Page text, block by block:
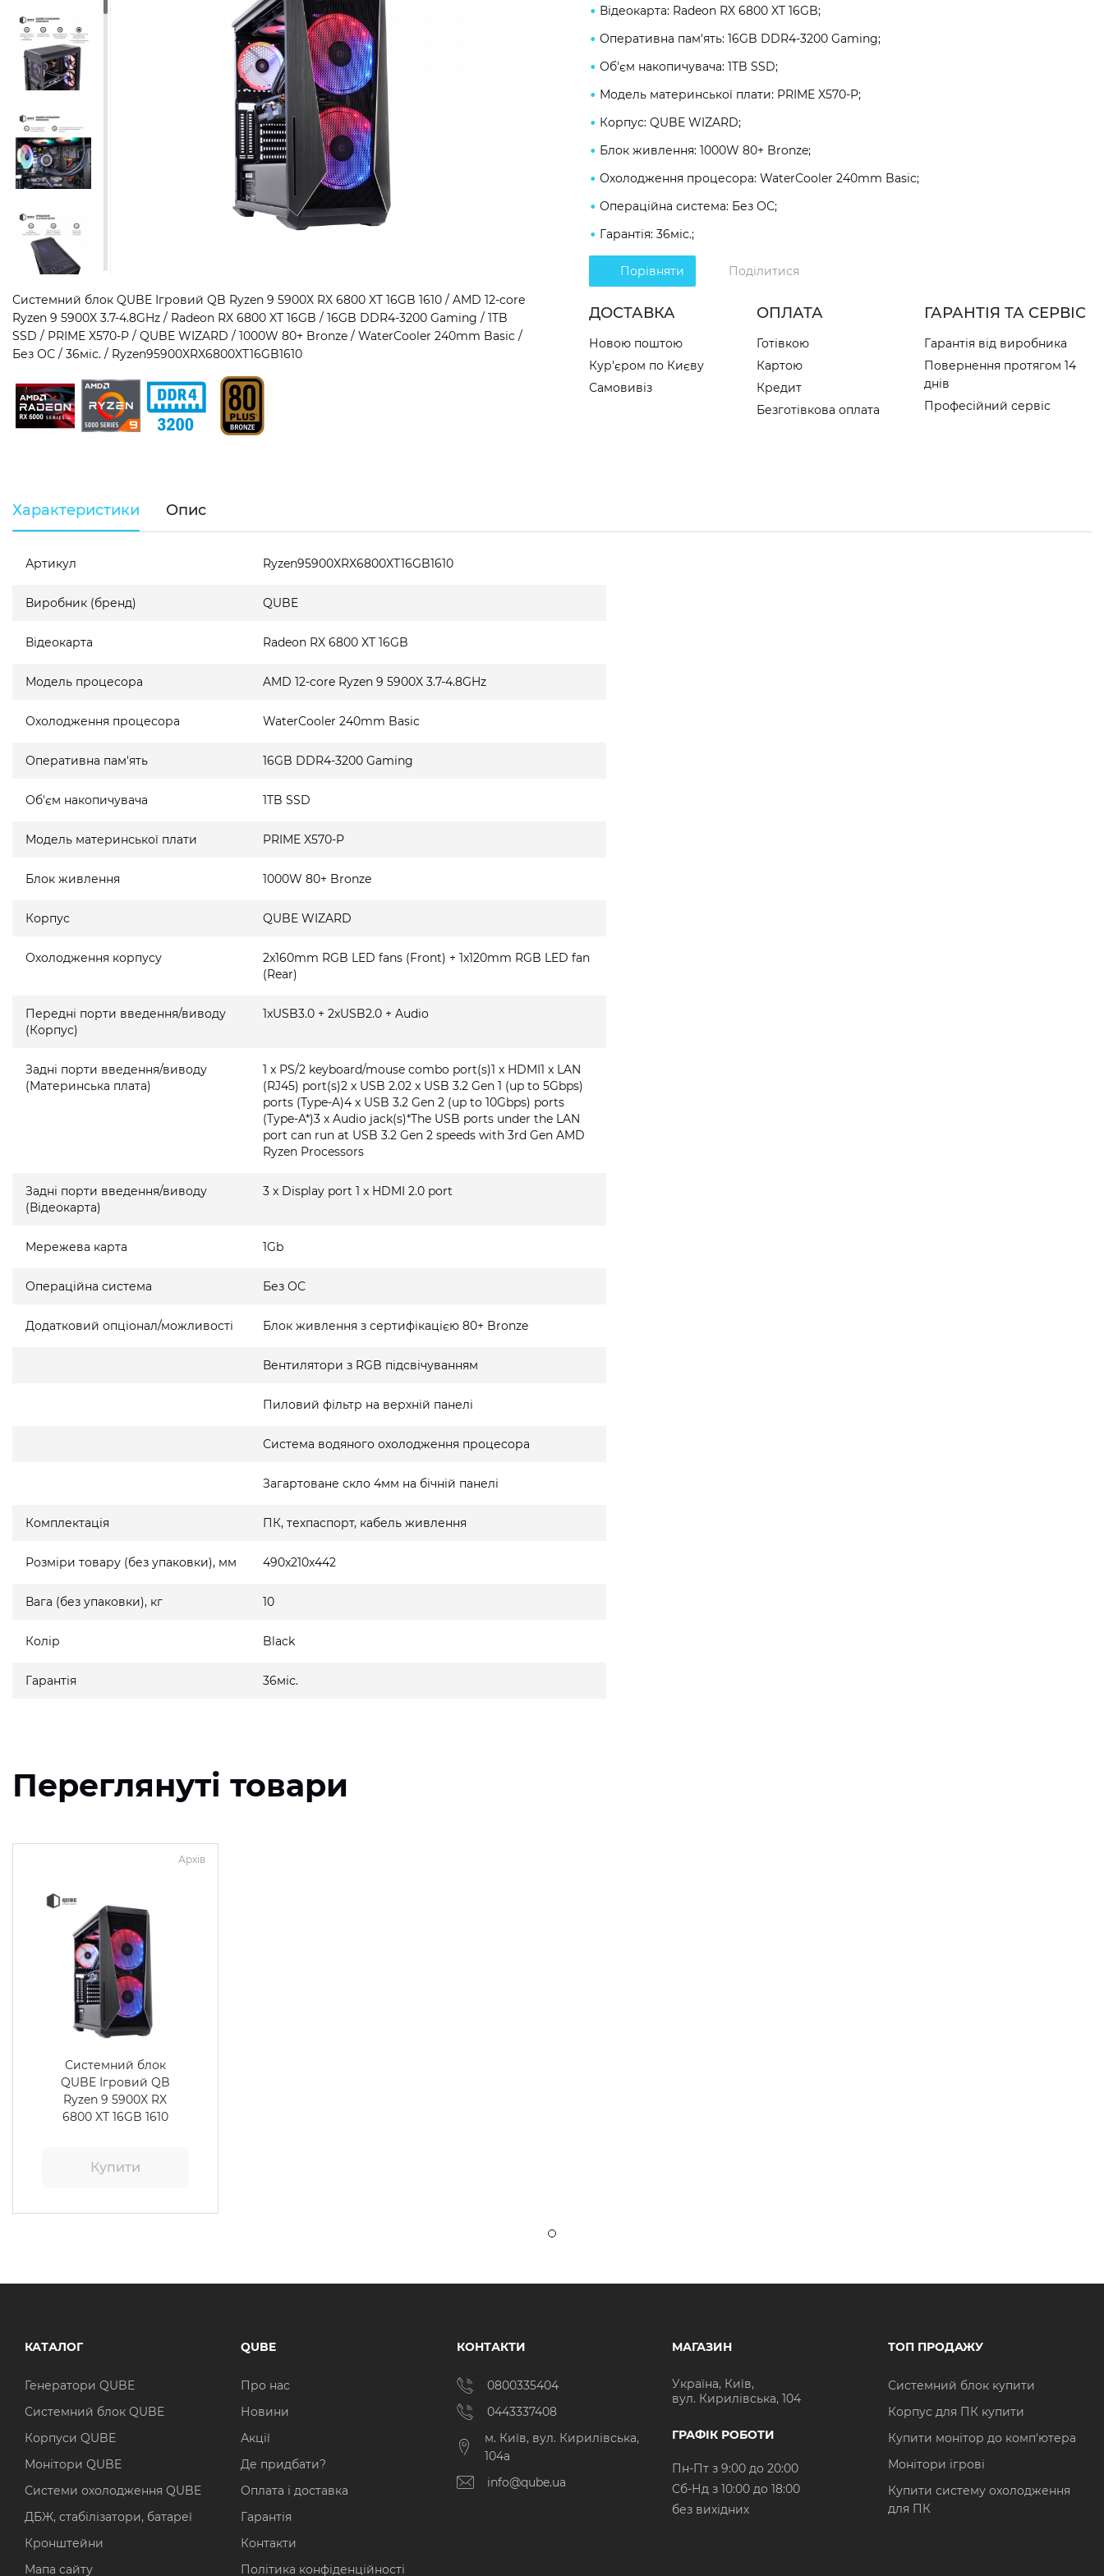
Системний блок QUBE Ігровий QB Ryzen 9 5900X RX 6800 XT 16GB 1610 / AMD 12-core
Ryzen 9 5900X 3.7-4.8GHz / Radeon RX 6800 XT 16GB / 16GB DDR4-3200 Gaming / 1TB
SSD / PRIME X570-P / QUBE WIZARD / 1000W 80+ Bronze / WaterCooler 240mm Basic /
Без ОС / 36міс. / Ryzen95900XRX6800XT16GB1610
Відеокарта: Radeon RX 6800 XT 16GB;
Оперативна пам'ять: 16GB DDR4-3200 Gaming;
Об'єм накопичувача: 1TB SSD;
Модель материнської плати: PRIME X570-P;
Корпус: QUBE WIZARD;
Блок живлення: 1000W 80+ Bronze;
Охолодження процесора: WaterCooler 240mm Basic;
Операційна система: Без ОС;
Гарантія: 36міс.;
Порівняти Поділитися
ДОСТАВКА
Новою поштою
Кур'єром по Києву
Самовивіз
ОПЛАТА
Готівкою
Картою
Кредит
Безготівкова оплата
ГАРАНТІЯ ТА СЕРВІС
Гарантія від виробника
Повернення протягом 14
днів
Професійний сервіс
Характеристики Опис
Артикул Ryzen95900XRX6800XT16GB1610
Виробник (бренд) QUBE
Відеокарта Radeon RX 6800 XT 16GB
Модель процесора AMD 12-core Ryzen 9 5900X 3.7-4.8GHz
Охолодження процесора WaterCooler 240mm Basic
Оперативна пам'ять 16GB DDR4-3200 Gaming
Об'єм накопичувача 1TB SSD
Модель материнської плати PRIME X570-P
Блок живлення 1000W 80+ Bronze
Корпус QUBE WIZARD
Охолодження корпусу
2x160mm RGB LED fans (Front) + 1x120mm RGB LED fan
(Rear)
Передні порти введення/виводу
(Корпус)
1xUSB3.0 + 2xUSB2.0 + Audio
Задні порти введення/виводу
(Материнська плата)
1 x PS/2 keyboard/mouse combo port(s)1 x HDMI1 x LAN
(RJ45) port(s)2 x USB 2.02 x USB 3.2 Gen 1 (up to 5Gbps)
ports (Type-A)4 x USB 3.2 Gen 2 (up to 10Gbps) ports
(Type-A*)3 x Audio jack(s)*The USB ports under the LAN
port can run at USB 3.2 Gen 2 speeds with 3rd Gen AMD
Ryzen Processors
Задні порти введення/виводу
(Відеокарта)
3 x Display port 1 x HDMI 2.0 port
Мережева карта 1Gb
Операційна система Без ОС
Додатковий опціонал/можливості Блок живлення з сертифікацією 80+ Bronze
Вентилятори з RGB підсвічуванням
Пиловий фільтр на верхній панелі
Система водяного охолодження процесора
Загартоване скло 4мм на бічній панелі
Комплектація ПК, техпаспорт, кабель живлення
Розміри товару (без упаковки), мм 490x210x442
Вага (без упаковки), кг 10
Колір Black
Гарантія 36міс.
Переглянуті товари
Архів
Системний блок
QUBE Ігровий QB
Ryzen 9 5900X RX
6800 XT 16GB 1610
Купити
КАТАЛОГ
Генератори QUBE
Системний блок QUBE
Корпуси QUBE
Монітори QUBE
Системи охолодження QUBE
ДБЖ, стабілізатори, батареї
Кронштейни
Мапа сайту
QUBE
Про нас
Новини
Акції
Де придбати?
Оплата і доставка
Гарантія
Контакти
Політика конфіденційності
КОНТАКТИ
0800335404
0443337408
м. Київ, вул. Кирилівська,
104а
info@qube.ua
МАГАЗИН
Україна, Київ,
вул. Кирилівська, 104
ГРАФІК РОБОТИ
Пн-Пт з 9:00 до 20:00
Cб-Нд з 10:00 до 18:00
без вихідних
ТОП ПРОДАЖУ
Системний блок купити
Корпус для ПК купити
Купити монітор до комп'ютера
Монітори ігрові
Купити систему охолодження
для ПК